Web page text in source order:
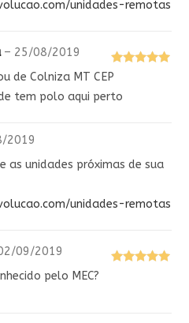
unidades-remotas
Avaliação
de 5
– 25/08/2019
de Colniza MT CEP
tem polo aqui perto
2019
as unidades próximas de sua
unidades-remotas
09/2019
pelo MEC?